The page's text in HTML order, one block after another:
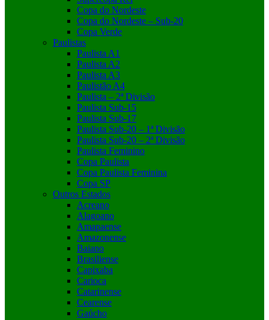
Copa do Nordeste
Copa do Nordeste – Sub-20
Copa Verde
Paulistas
Paulista A1
Paulista A2
Paulista A3
Paulistão A4
Paulista – 2ª Divisão
Paulista Sub-15
Paulista Sub-17
Paulista Sub-20 – 1ª Divisão
Paulista Sub-20 – 2ª Divisão
Paulista Feminino
Copa Paulista
Copa Paulista Feminina
Copa SP
Outros Estados
Acreano
Alagoano
Amapaense
Amazonense
Baiano
Brasiliense
Capixaba
Carioca
Catarinense
Cearense
Gaúcho